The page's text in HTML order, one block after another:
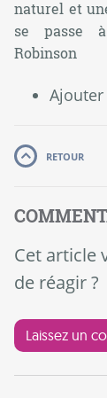
naturel et
se passe
Robinson
RETOUR
Cet article
de réagir ?
Laissez un